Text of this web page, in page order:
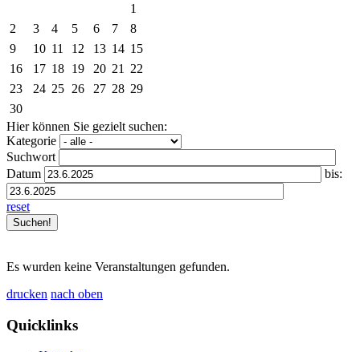
1
2
3 4 5 6 7
8
9
10 11 12 13 14 15
16
17 18 19 20 21
22
23
24 25 26 27 28 29
30
Hier können Sie gezielt suchen:
Kategorie
Suchwort
Datum
bis:
reset
Es wurden keine Veranstaltungen gefunden.
drucken nach oben
Quicklinks